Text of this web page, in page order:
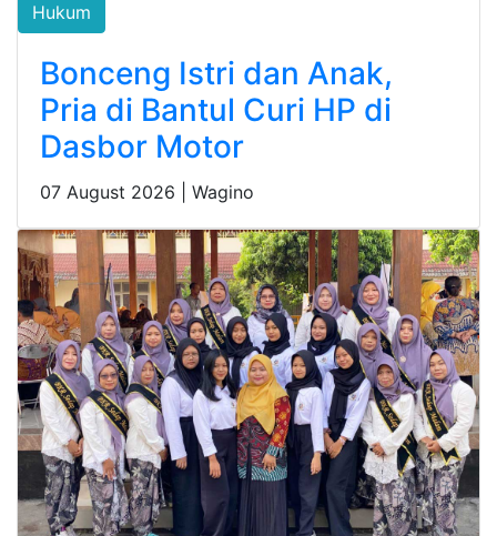
Hukum
Bonceng Istri dan Anak,
Pria di Bantul Curi HP di
Dasbor Motor
07 August 2026 | Wagino